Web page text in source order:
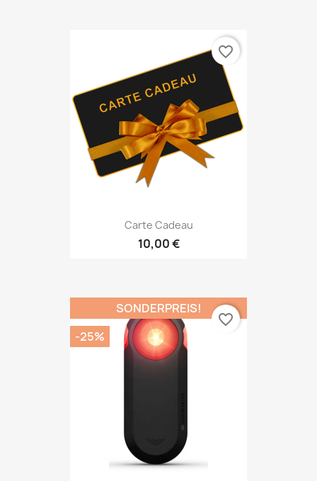
Carte Cadeau
10,00 €
favorite_border
SONDERPREIS!
-25%
favorite_border